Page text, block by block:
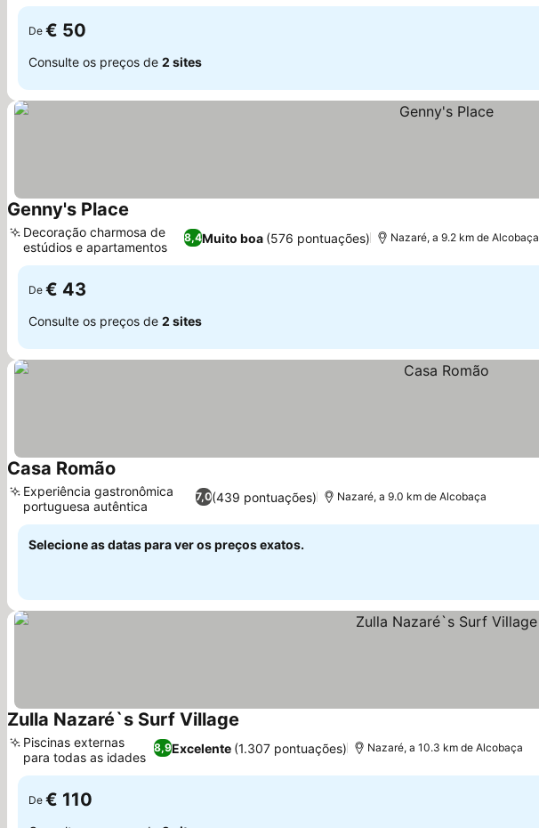
De € 50
Consulte os preços de 2 sites
Genny's Place
8,4Muito boa (576 pontuações)
Decoração charmosa de
estúdios e apartamentos
Nazaré, a 9.2 km de Alcobaça
De € 43
Consulte os preços de 2 sites
Casa Romão
7,0(439 pontuações)
Experiência gastronômica
portuguesa autêntica
Nazaré, a 9.0 km de Alcobaça
Selecione as datas para ver os preços exatos.
Zulla Nazaré`s Surf Village
8,9Excelente (1.307 pontuações)
Piscinas externas
para todas as idades
Nazaré, a 10.3 km de Alcobaça
De € 110